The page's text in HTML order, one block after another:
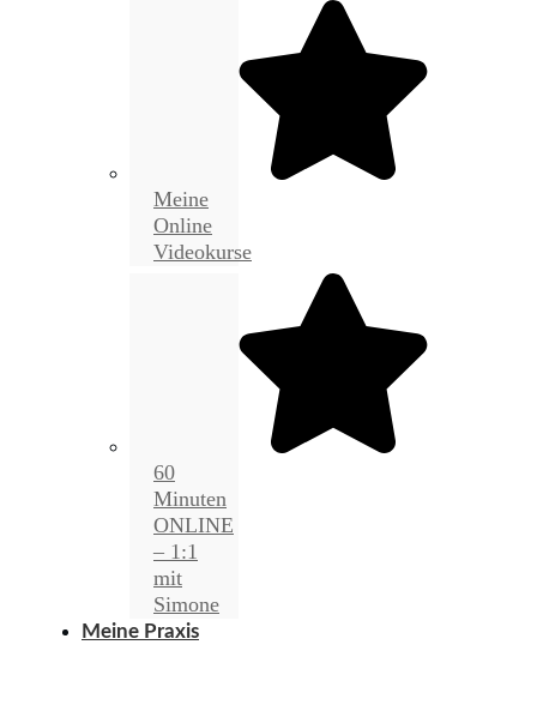
Meine
Online
Videokurse
60
Minuten
ONLINE
– 1:1
mit
Simone
Meine Praxis